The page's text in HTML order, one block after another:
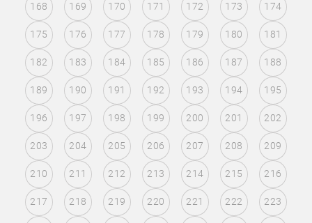
168 169 170 171 172 173 174
175 176 177 178 179 180 181
182 183 184 185 186 187 188
189 190 191 192 193 194 195
196 197 198 199 200 201 202
203 204 205 206 207 208 209
210 211 212 213 214 215 216
217 218 219 220 221 222 223